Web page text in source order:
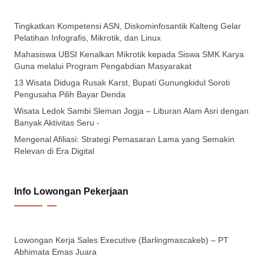
Tingkatkan Kompetensi ASN, Diskominfosantik Kalteng Gelar
Pelatihan Infografis, Mikrotik, dan Linux
Mahasiswa UBSI Kenalkan Mikrotik kepada Siswa SMK Karya
Guna melalui Program Pengabdian Masyarakat
13 Wisata Diduga Rusak Karst, Bupati Gunungkidul Soroti
Pengusaha Pilih Bayar Denda
Wisata Ledok Sambi Sleman Jogja – Liburan Alam Asri dengan
Banyak Aktivitas Seru -
Mengenal Afiliasi: Strategi Pemasaran Lama yang Semakin
Relevan di Era Digital
Info Lowongan Pekerjaan
Lowongan Kerja Sales Executive (Barlingmascakeb) – PT
Abhimata Emas Juara